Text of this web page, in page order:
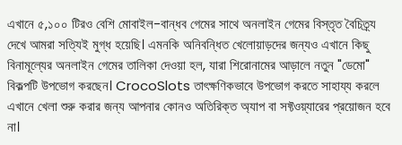
এখানে ৫,১০০ টিরও বেশি মোবাইল-বান্ধব গেমের সাথে অনলাইন গেমের বিস্তৃত বৈচিত্র্য
দেখে আমরা সত্যিই মুগ্ধ হয়েছি। এমনকি অনিবন্ধিত খেলোয়াড়দের জন্যও এখানে কিছু
বিনামূল্যের অনলাইন গেমের তালিকা দেওয়া হল, যারা শিরোনামের আড়ালে নতুন "ডেমো"
বিকল্পটি উপভোগ করছেন। CrocoSlots তাৎক্ষণিকভাবে উপভোগ করতে সাহায্য করলে
এখানে খেলা শুরু করার জন্য আপনার কোনও অতিরিক্ত অ্যাপ বা সফ্টওয়্যারের প্রয়োজন হবে
না।